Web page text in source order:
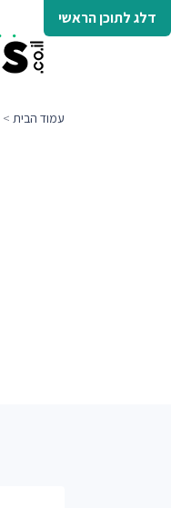
דלג לתוכן הראשי
עמוד הבית >